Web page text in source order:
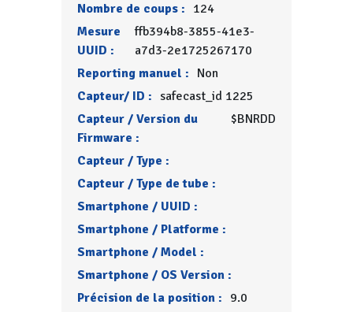
Nombre de coups : 124
Mesure
UUID :
ffb394b8-3855-41e3-
a7d3-2e1725267170
Reporting manuel : Non
Capteur/ ID : safecast_id 1225
Capteur / Version du
Firmware :
$BNRDD
Capteur / Type :
Capteur / Type de tube :
Smartphone / UUID :
Smartphone / Platforme :
Smartphone / Model :
Smartphone / OS Version :
Précision de la position : 9.0